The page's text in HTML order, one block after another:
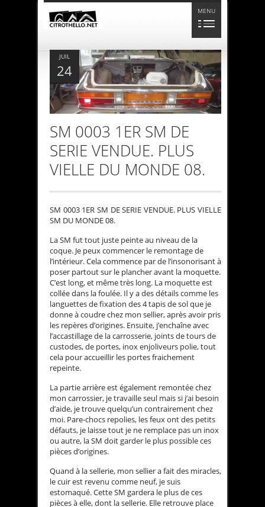
MENU
JUIL
24
SM 0003 1ER SM DE
SERIE VENDUE. PLUS
VIELLE DU MONDE 08.
SM 0003 1ER SM DE SERIE VENDUE. PLUS VIELLE
SM DU MONDE 08.
La SM fut tout juste peinte au niveau de la
coque. Je peux commencer le remontage de
l’intérieur. Cela commence par de l’insonorisant à
poser partout sur le plancher avant la moquette.
C’est long, et même très long. La moquette est
collée dans la foulée. Il y a des détails comme les
languettes de fixation des 4 tapis de sol que je
donne à coudre chez mon sellier, après avoir pris
les repères d’origines. Ensuite, j’enchaîne avec
l’accastillage de la carrosserie, joints de tours de
custodes, de portes, inox enjoliveurs polie, tout
cela pour accueillir les portes fraichement
repeinte.
La partie arrière est également remontée chez
mon carrossier, je travaille seul mais si j’ai besoin
d’aide, je trouve quelqu’un contrairement chez
moi. Pare-chocs repolies, les feux ont des petits
défauts, je laisse tout je ne remplace pas un inox
ou autre, la SM doit garder le plus possible ces
pièces d’origines.
Quand à la sellerie, mon sellier a fait des miracles,
le cuir est revenu comme neuf, je suis
estomaqué. Cette SM gardera le plus de ces
pièces à elle, dont la sellerie. Elle retrouve place